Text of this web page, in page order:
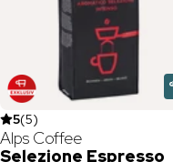
5(5)
Alps Coffee
Selezione Espresso